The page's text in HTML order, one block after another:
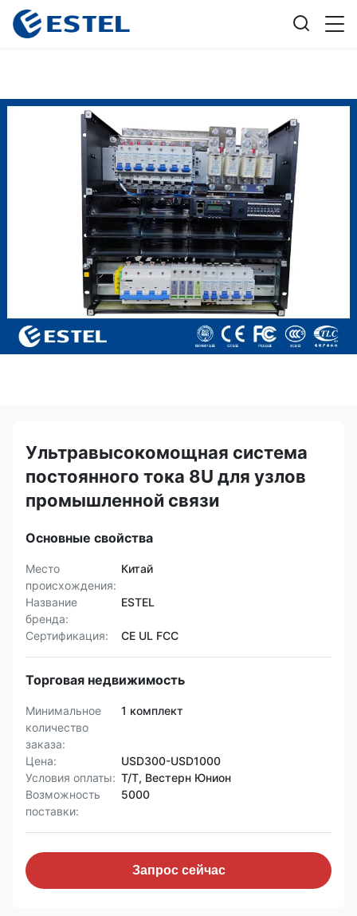
Ультравысокомощная система
постоянного тока 8U для узлов
промышленной связи
Основные свойства
Место
происхождения:
Китай
Название
бренда:
ESTEL
Сертификация: CE UL FCC
Торговая недвижимость
Минимальное
количество
заказа:
1 комплект
Цена:
USD300-USD1000
Условия оплаты: Т/Т, Вестерн Юнион
Возможность
поставки:
5000
Запрос сейчас